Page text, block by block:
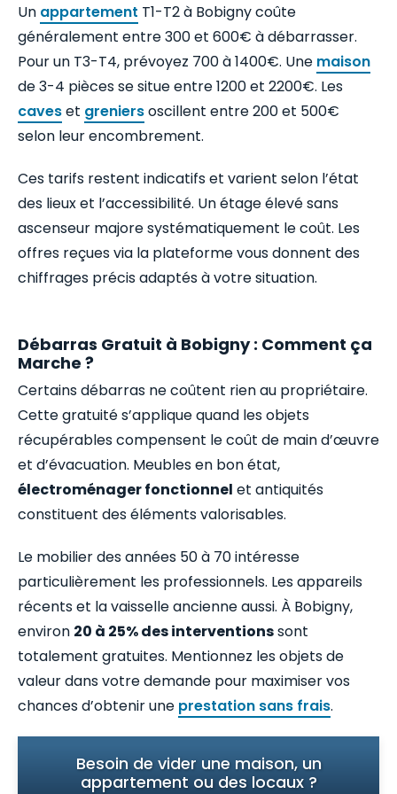
Un appartement T1-T2 à Bobigny coûte
généralement entre 300 et 600€ à débarrasser.
Pour un T3-T4, prévoyez 700 à 1400€. Une maison
de 3-4 pièces se situe entre 1200 et 2200€. Les
caveset greniersoscillent entre 200 et 500€
selon leur encombrement.
Ces tarifs restent indicatifs et varient selon l’état
des lieux et l’accessibilité. Un étage élevé sans
ascenseur majore systématiquement le coût. Les
offres reçues via la plateforme vous donnent des
chiffrages précis adaptés à votre situation.
Débarras Gratuit à Bobigny : Comment ça
Marche ?
Certains débarras ne coûtent rien au propriétaire.
Cette gratuité s’applique quand les objets
récupérables compensent le coût de main d’œuvre
et d’évacuation. Meubles en bon état,
électroménager fonctionnel et antiquités
constituent des éléments valorisables.
Le mobilier des années 50 à 70 intéresse
particulièrement les professionnels. Les appareils
récents et la vaisselle ancienne aussi. À Bobigny,
environ 20 à 25% des interventionssont
totalement gratuites. Mentionnez les objets de
valeur dans votre demande pour maximiser vos
chances d’obtenir une prestation sans frais.
Besoin de vider une maison, un
appartement ou des locaux ?